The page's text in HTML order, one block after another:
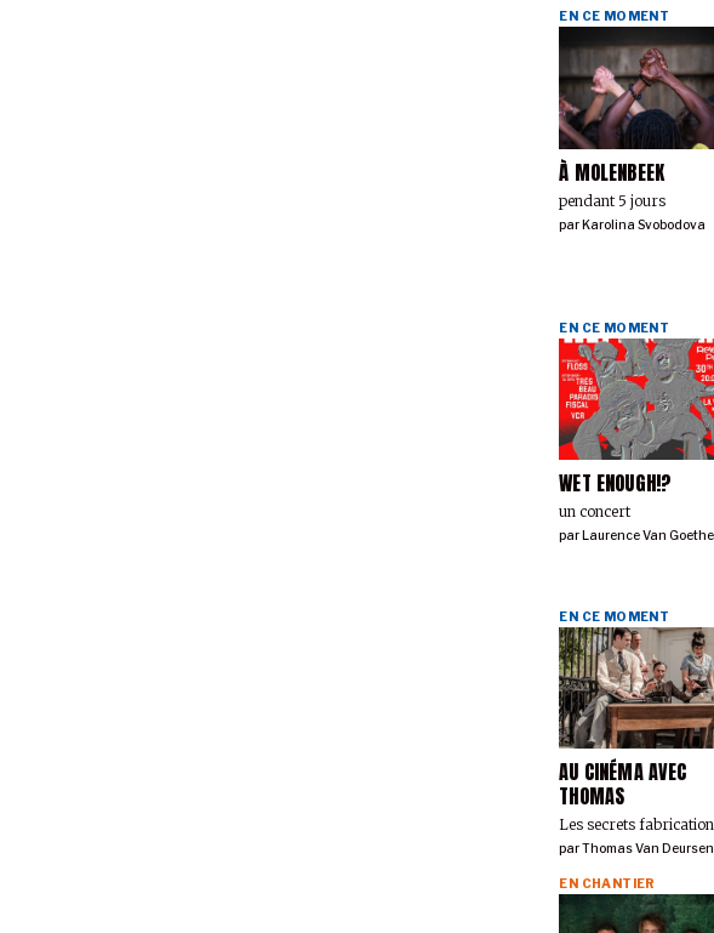
À MOLENBEEK
pendant 5 jours
EN CE MOMENT
parKarolina Svobodova
WET ENOUGH!?
un concert
EN CE MOMENT
parLaurence Van
AU CINÉMA AVEC
THOMAS
Les secrets fabrication
EN CE MOMENT
parThomas Van Deursen
EN CHANTIER